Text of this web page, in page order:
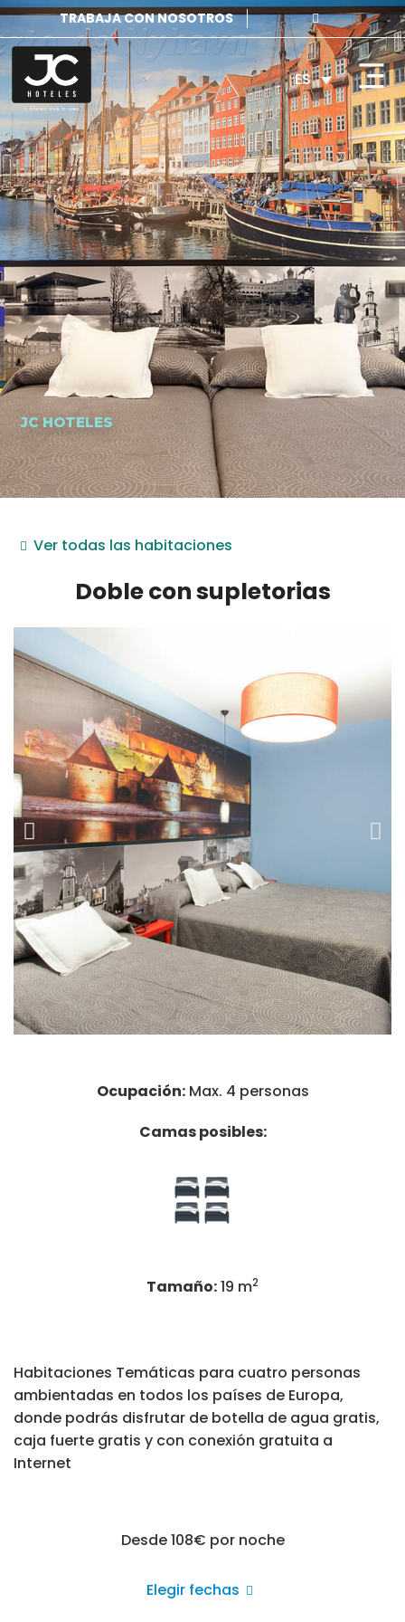
TRABAJA CON NOSOTROS
ES
JC HOTELES
Ver todas las habitaciones
Doble con supletorias
Ocupación:Max. 4 personas
Camas posibles:
Tamaño:19 m2
Habitaciones Temáticas para cuatro personas
ambientadas en todos los países de Europa,
donde podrás disfrutar de botella de agua gratis,
caja fuerte gratis y con conexión gratuita a
Internet
Desde 108€ por noche
Elegir fechas